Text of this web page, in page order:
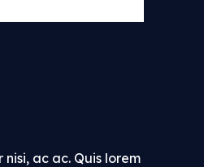
ac ac. Quis lorem